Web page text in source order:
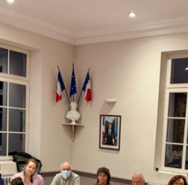
Balades
DE LA COMMUNE
[ 3 août 2026 ] Ninon de Lenclos